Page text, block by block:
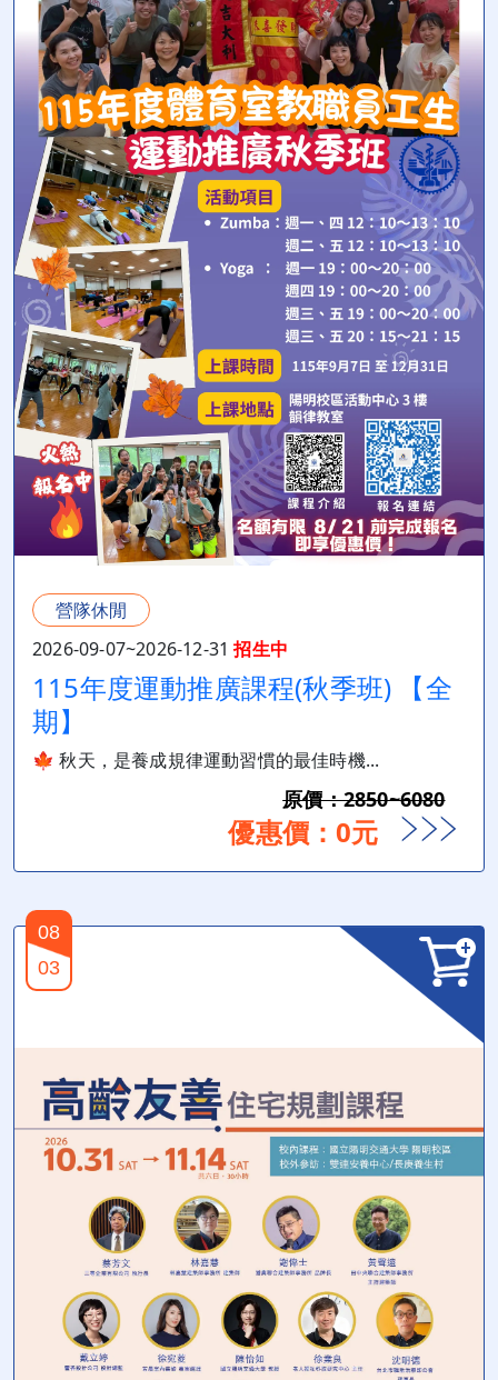
營隊休閒
2026-09-07~2026-12-31招生中
115年度運動推廣課程(秋季班) 【全
期】
🍁 秋天，是養成規律運動習慣的最佳時機...
原價：2850~6080
優惠價：0元
08
03